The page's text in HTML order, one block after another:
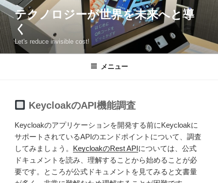
コ
ン
テ
ツ
テクノロジーが世界を未来へと導
く
Let's reduce invisible cost!
メニュー
KeycloakのAPI機能調査
Keycloakのアプリケーションを開発する前にKeycloakに
サポートされているAPIのエンドポイントについて、調査
してみましょう。 KeycloakのRest APIについては、公式
ドキュメントを読み、理解することから始めることが必
要です。ところが公式ドキュメントを見てみると文書量